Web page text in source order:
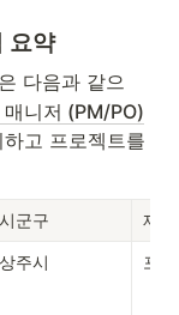
요약
다음과 같으
니저 (PM/PO)
고 프로젝트를
시군구 재
상주시 포도